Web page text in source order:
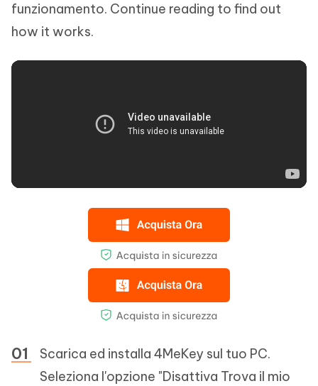
funzionamento. Continue reading to find out
how it works.
Scarica ed installa 4MeKey sul tuo PC.
Seleziona l'opzione "Disattiva Trova il mio